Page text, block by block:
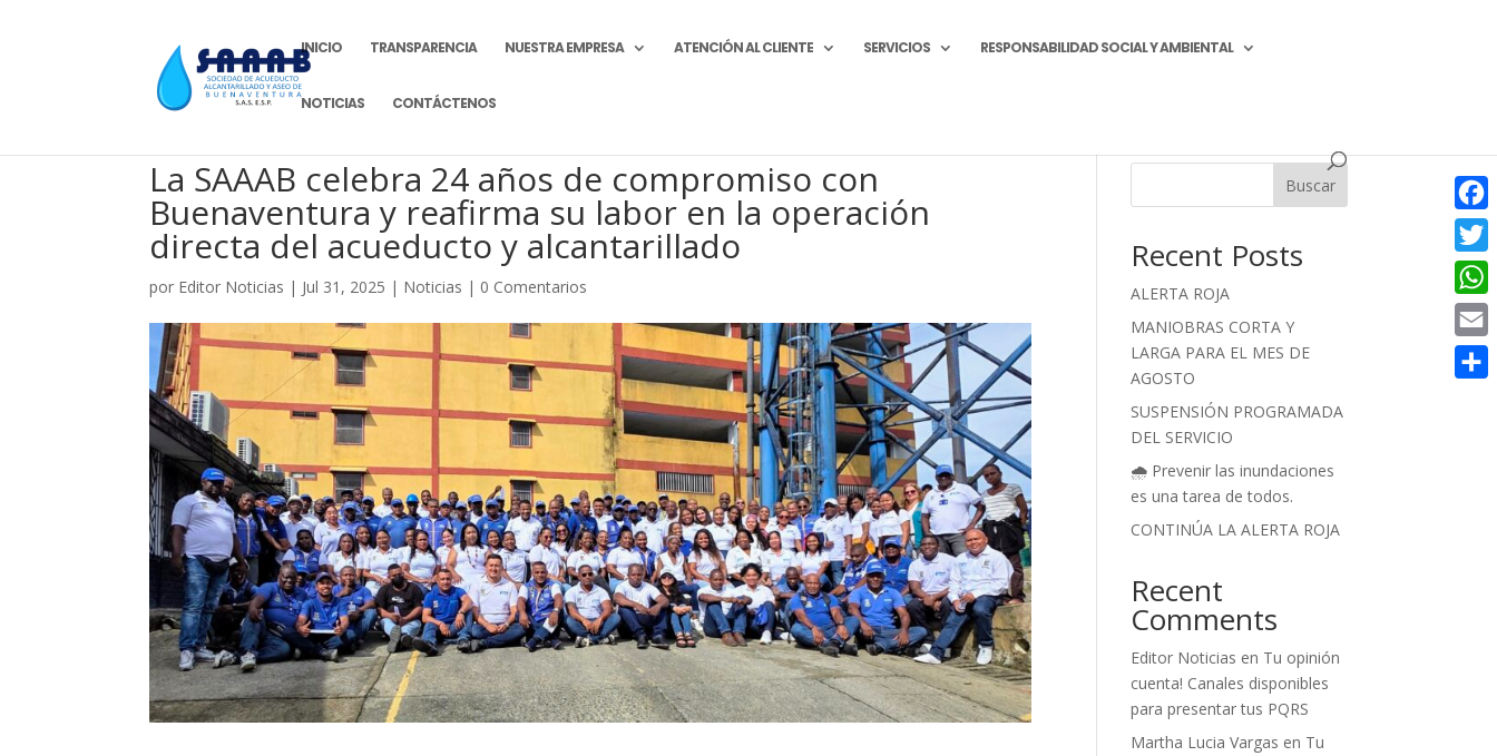
INICIO TRANSPARENCIA NUESTRA EMPRESA ATENCIÓN AL CLIENTE SERVICIOS RESPONSABILIDAD SOCIAL Y AMBIENTAL
NOTICIAS CONTÁCTENOS
La SAAAB celebra 24 años de compromiso con
Buenaventura y reafirma su labor en la operación
directa del acueducto y alcantarillado
por Editor Noticias | Jul 31, 2025 | Noticias | 0 Comentarios
Buscar
Recent Posts
ALERTA ROJA
MANIOBRAS CORTA Y
LARGA PARA EL MES DE
AGOSTO
SUSPENSIÓN PROGRAMADA
DEL SERVICIO
🌧️ Prevenir las inundaciones
es una tarea de todos.
CONTINÚA LA ALERTA ROJA
Recent
Comments
Editor Noticias en Tu opinión
cuenta! Canales disponibles
para presentar tus PQRS
Martha Lucia Vargas en Tu
Email